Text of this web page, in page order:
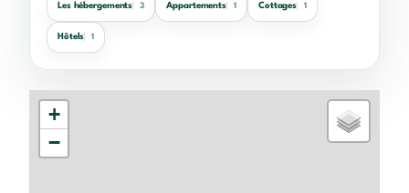
Les hébergements 3 Appartements 1 Cottages 1
Hôtels 1
+
−